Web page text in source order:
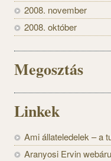
2008. november
2008. október
Megosztás
Linkek
Ami állateledelek – a
Aranyosi Ervin